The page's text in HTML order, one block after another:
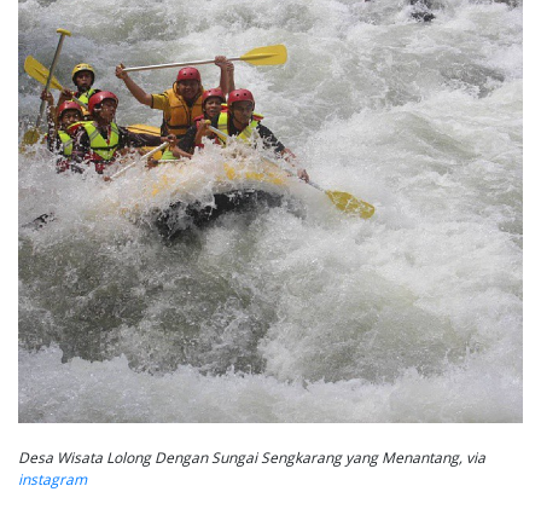
Desa Wisata Lolong Dengan Sungai Sengkarang yang Menantang, via
instagram